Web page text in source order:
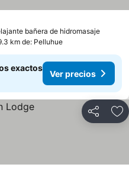
bañera de hidromasaje
km de: Pelluhue
exactos
Ver precios
Compartir